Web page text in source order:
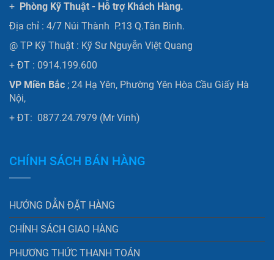
+ Phòng Kỹ Thuật - Hỗ trợ Khách Hàng.
Địa chỉ : 4/7 Núi Thành P.13 Q.Tân Bình.
@ TP Kỹ Thuật : Kỹ Sư Nguyễn Việt Quang
+ ĐT : 0914.199.600
VP Miền Bắc ; 24 Hạ Yên, Phường Yên Hòa Cầu Giấy Hà
Nội,
+ ĐT: 0877.24.7979 (Mr Vinh)
CHÍNH SÁCH BÁN HÀNG
HƯỚNG DẪN ĐẶT HÀNG
CHÍNH SÁCH GIAO HÀNG
PHƯƠNG THỨC THANH TOÁN